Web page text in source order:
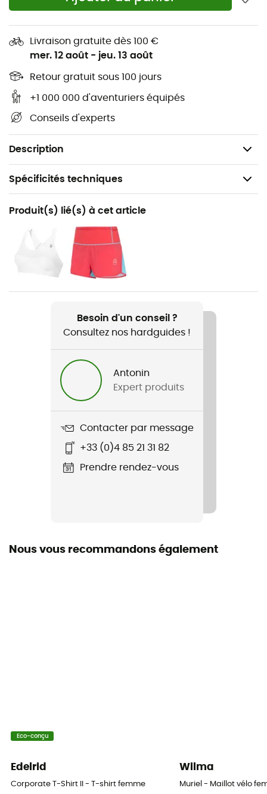
Livraison gratuite dès 100 €
mer. 12 août - jeu. 13 août
Retour gratuit sous 100 jours
+1 000 000 d'aventuriers équipés
Conseils d'experts
Description
Ne faites aucun compromis sur votre confort et vos
Sportiva et repoussez vos limites avec confiance !
Matière principale : KSM18 100% polyester recyclé
Technologie de coutures Flatlock
Détails réfléchissants sur les épaules
Propriétés anti-odeur et séchage rapide intégrées
Poids : 76g
Spécificités techniques
Recommandé pour
Trail / Running
Poids
Nom du produit
Tracer Tank
Protection thermique
Matières
Produit(s) lié(s) à cet article
Besoin d'un conseil ?
Consultez nos hardguides !
Antonin
Expert produits
Contacter par message
+33 (0)4 85 21 31 82
Prendre rendez-vous
Nous vous recommandons également
Eco-conçu
Edelrid
Corporate T-Shirt II - T-shirt femme
Wilma
Muriel - Maillot vélo